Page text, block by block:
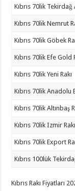
Kıbrıs 70lik Tekirdağ
Kıbrıs 70lik Nemrut
Kıbrıs 70lik Göbek
Kıbrıs 70lik Efe Gold
Kıbrıs 70lik Yeni Rakı
Kıbrıs 70lik Anadolu
Kıbrıs 70lik Altınbaş
Kıbrıs 70lik Izmir
Kıbrıs 70lik Export
Kıbrıs 100lük
Kıbrıs Rakı Fiyatları